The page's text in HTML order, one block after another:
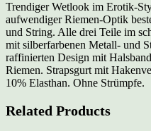
Trendiger Wetlook im Erotik-
aufwendiger Riemen-Optik
und String. Alle drei Teile im
mit silberfarbenen Metall- und
raffinierten Design mit
Riemen. Strapsgurt mit
10% Elasthan. Ohne Strümpfe.
Related Products